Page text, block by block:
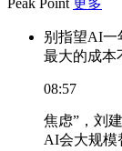
别指望AI一
最大的成本
08:57
焦虑”，刘
AI会大规模